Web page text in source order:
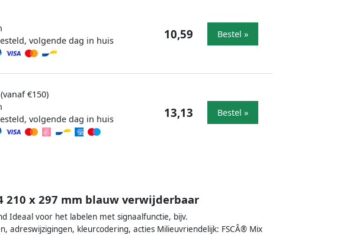
volgende dag in huis
10,59 Bestel »
€150)
volgende dag in huis
13,13 Bestel »
210 x 297 mm blauw verwijderbaar
Ideaal voor het labelen met signaalfunctie, bijv.
adreswijzigingen, kleurcodering, acties Milieuvriendelijk: FSCÂ® Mix